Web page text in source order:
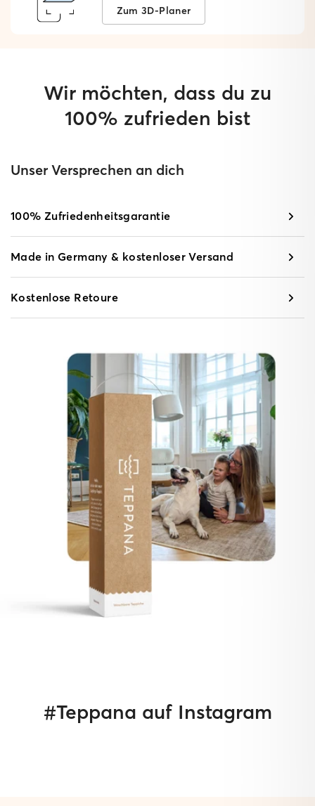
Zum 3D-Planer
Wir möchten, dass du zu
100% zufrieden bist
Unser Versprechen an dich
100% Zufriedenheitsgarantie
Made in Germany & kostenloser Versand
Kostenlose Retoure
#Teppana auf Instagram